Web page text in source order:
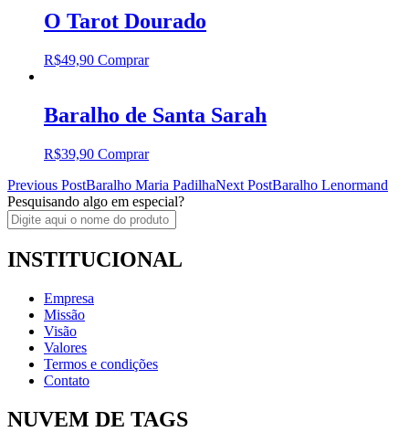
O Tarot Dourado
R$49,90 Comprar
Baralho de Santa Sarah
R$39,90 Comprar
Post
navigation
Previous PostBaralho Maria PadilhaNext PostBaralho Lenormand
Pesquisando algo em especial?
INSTITUCIONAL
Empresa
Missão
Visão
Valores
Termos e condições
Contato
NUVEM DE TAGS